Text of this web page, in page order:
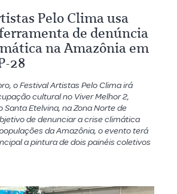
Pelo Clima usa
de denúncia
na Amazônia em
28
o Festival Artistas Pelo Clima irá
cultural no Viver Melhor 2,
Etelvina, na Zona Norte de
de denunciar a crise climática
da Amazônia, o evento terá
a pintura de dois painéis coletivos